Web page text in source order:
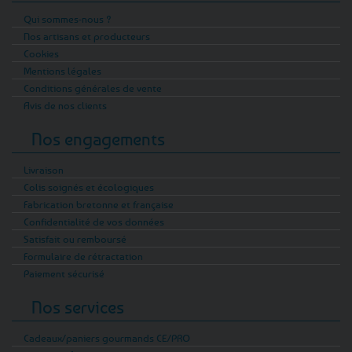
Qui sommes-nous ?
Nos artisans et producteurs
Cookies
Mentions légales
Conditions générales de vente
Avis de nos clients
Nos engagements
Livraison
Colis soignés et écologiques
Fabrication bretonne et française
Confidentialité de vos données
Satisfait ou remboursé
Formulaire de rétractation
Paiement sécurisé
Nos services
Cadeaux/paniers gourmands CE/PRO